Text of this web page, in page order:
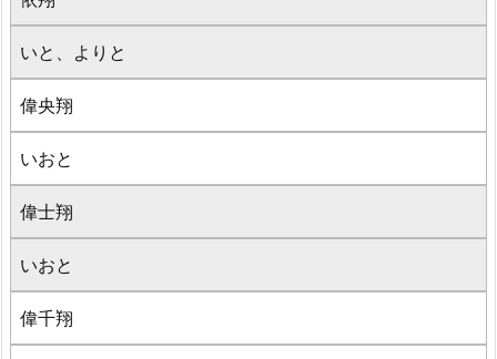
いと、よりと
偉央翔
いおと
偉士翔
いおと
偉千翔